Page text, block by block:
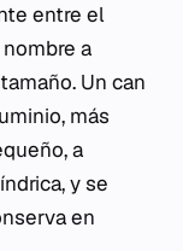
entre el
a
Un can
más
a
y se
en